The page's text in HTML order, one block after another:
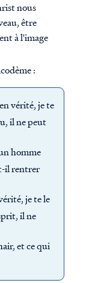
nous
être
à l'image
:
vérité, je te
il ne peut
homme
il rentrer
je te le
il ne
et ce qui